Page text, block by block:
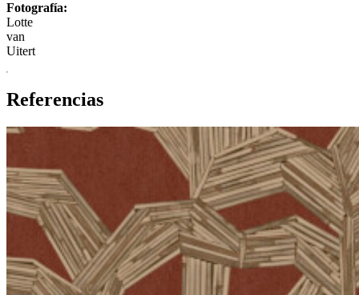
Fotografía:
Lotte
van
Uitert
Referencias